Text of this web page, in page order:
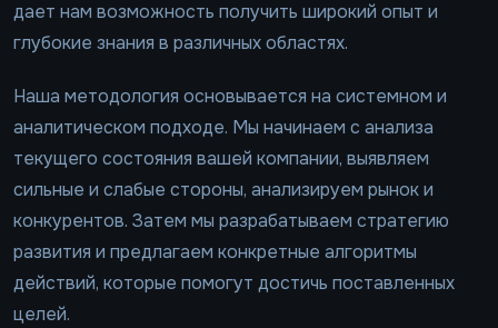
дает нам возможность получить широкий опыт и
глубокие знания в различных областях.
Наша методология основывается на системном и
аналитическом подходе. Мы начинаем с анализа
текущего состояния вашей компании, выявляем
сильные и слабые стороны, анализируем рынок и
конкурентов. Затем мы разрабатываем стратегию
развития и предлагаем конкретные алгоритмы
действий, которые помогут достичь поставленных
целей.